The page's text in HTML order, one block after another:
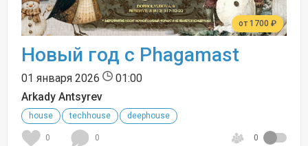
от 1700 ₽
Новый год с Phagamast
01 января 2026
01:00
Arkady Antsyrev
house techhouse deephouse
0 0 0